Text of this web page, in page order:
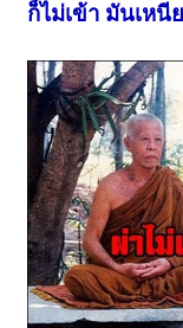
ก็ไม่เข้า มันเห